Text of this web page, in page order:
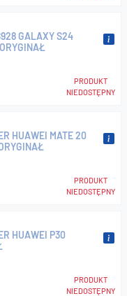
GALAXY S24
PRODUKT
NIEDOSTĘPNY
HUAWEI MATE 20
PRODUKT
NIEDOSTĘPNY
HUAWEI P30
PRODUKT
NIEDOSTĘPNY